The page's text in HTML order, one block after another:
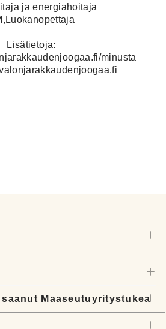
ja energiahoitaja
Lisätietoja:
minusta
Maaseutuyritystukea